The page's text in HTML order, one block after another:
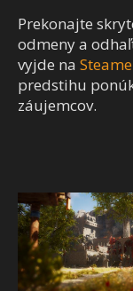
Prekonajte
odmeny a
vyjde na Steame
predstihu
záujemcov.